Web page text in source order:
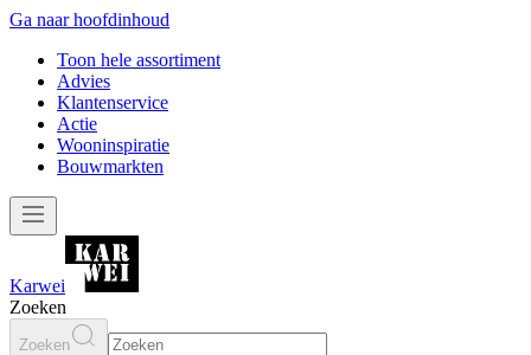
Ga naar hoofdinhoud
Toon hele assortiment
Advies
Klantenservice
Actie
Wooninspiratie
Bouwmarkten
Karwei
Zoeken
Zoeken